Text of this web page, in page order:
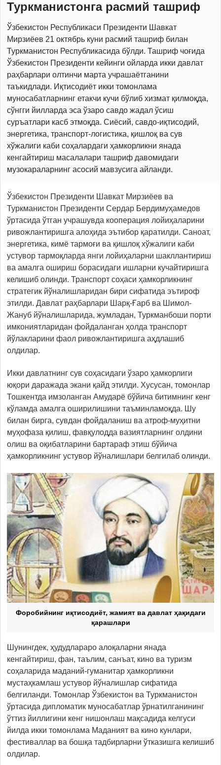
Туркманистонга расмий ташриф
Ўзбекистон Республикаси Президенти Шавкат
Мирзиёев 21 октябрь куни расмий ташриф билан
Туркманистон Республикасида бўлди. Ташриф чоғида
Ўзбекистон Президенти кейинги ойларда икки давлат
раҳбарлари олтинчи марта учрашаётганини
таъкидлади. Иқтисодиёт икки томонлама
муносабатларнинг етакчи кучи бўлиб хизмат қилмоқда,
сўнгги йилларда эса ўзаро савдо жадал ўсиш
суръатлари касб этмоқда. Сиёсий, савдо-иқтисодий,
энергетика, транспорт-логистика, қишлоқ ва сув
хўжалиги каби соҳалардаги ҳамкорликни янада
кенгайтириш масалалари ташриф давомидаги
музокараларнинг асосий мавзусига айланди.
Ўзбекистон Президенти Шавкат Мирзиёев ва
Туркманистон Президенти Сердар Бердимуҳамедов
ўртасида ўтган учрашувда кооперация лойиҳаларини
ривожлантиришга алоҳида эътибор қаратилди. Саноат,
энергетика, кимё тармоғи ва қишлоқ хўжалиги каби
устувор тармоқларда янги лойиҳаларни шакллантириш
ва амалга ошириш борасидаги ишларни кучайтиришга
келишиб олинди. Транспорт соҳаси ҳамкорликнинг
стратегик йўналишларидан бири сифатида эътироф
этилди. Давлат раҳбарлари Шарқ-Ғарб ва Шимол-
Жануб йўналишларида, жумладан, Туркманбоши порти
имкониятларидан фойдаланган ҳолда транспорт
йўлакларини фаол ривожлантиришга аҳдлашиб
олдилар.
Икки давлатнинг сув соҳасидаги ўзаро ҳамкорлиги
юқори даражада экани қайд этилди. Хусусан, томонлар
Тошкентда имзоланган Амударё бўйича битимнинг кенг
кўламда амалга оширилишини таъминламоқда. Шу
билан бирга, сувдан фойдаланиш ва атроф-муҳитни
муҳофаза қилиш, фавқулодда вазиятларнинг олдини
олиш ва оқибатларини бартараф этиш бўйича
ҳамкорликнинг устувор йўналишлари белгилаб олинди.
Форобийнинг иқтисодиёт, жамият ва давлат ҳақидаги
қарашлари
Шунингдек, ҳудудлараро алоқаларни янада
кенгайтириш, фан, таълим, санъат, кино ва туризм
соҳаларида маданий-гуманитар ҳамкорликни
мустаҳкамлаш устувор йўналишлар сифатида
белгиланди. Томонлар Ўзбекистон ва Туркманистон
ўртасида дипломатик муносабатлар ўрнатилганининг
ўттиз йиллигини кенг нишонлаш мақсадида келгуси
йилда икки томонлама Маданият ва кино кунлари,
фестиваллар ва бошқа тадбирларни ўтказишга келишиб
олдилар.